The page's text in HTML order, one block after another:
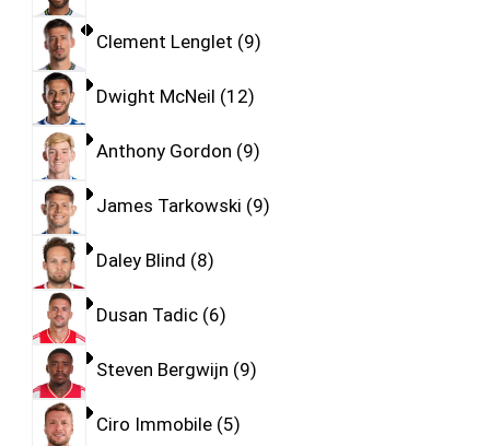
Clement Lenglet 9
Dwight McNeil 12
Anthony Gordon 9
James Tarkowski 9
Daley Blind 8
Dusan Tadic 6
Steven Bergwijn 9
Ciro Immobile 5